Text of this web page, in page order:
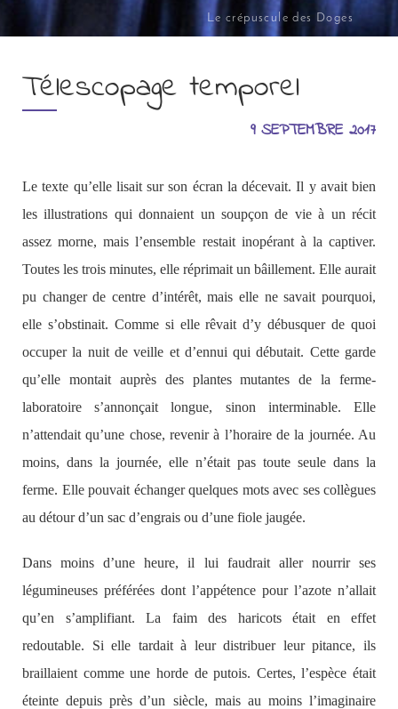
Le crépuscule des Doges
Télescopage temporel
9 SEPTEMBRE 2017
Le texte qu’elle lisait sur son écran la décevait. Il y avait bien
les illustrations qui donnaient un soupçon de vie à un récit
assez morne, mais l’ensemble restait inopérant à la captiver.
Toutes les trois minutes, elle réprimait un bâillement. Elle aurait
pu changer de centre d’intérêt, mais elle ne savait pourquoi,
elle s’obstinait. Comme si elle rêvait d’y débusquer de quoi
occuper la nuit de veille et d’ennui qui débutait. Cette garde
qu’elle montait auprès des plantes mutantes de la ferme-
laboratoire s’annonçait longue, sinon interminable. Elle
n’attendait qu’une chose, revenir à l’horaire de la journée. Au
moins, dans la journée, elle n’était pas toute seule dans la
ferme. Elle pouvait échanger quelques mots avec ses collègues
au détour d’un sac d’engrais ou d’une fiole jaugée.
Dans moins d’une heure, il lui faudrait aller nourrir ses
légumineuses préférées dont l’appétence pour l’azote n’allait
qu’en s’amplifiant. La faim des haricots était en effet
redoutable. Si elle tardait à leur distribuer leur pitance, ils
braillaient comme une horde de putois. Certes, l’espèce était
éteinte depuis près d’un siècle, mais au moins l’imaginaire